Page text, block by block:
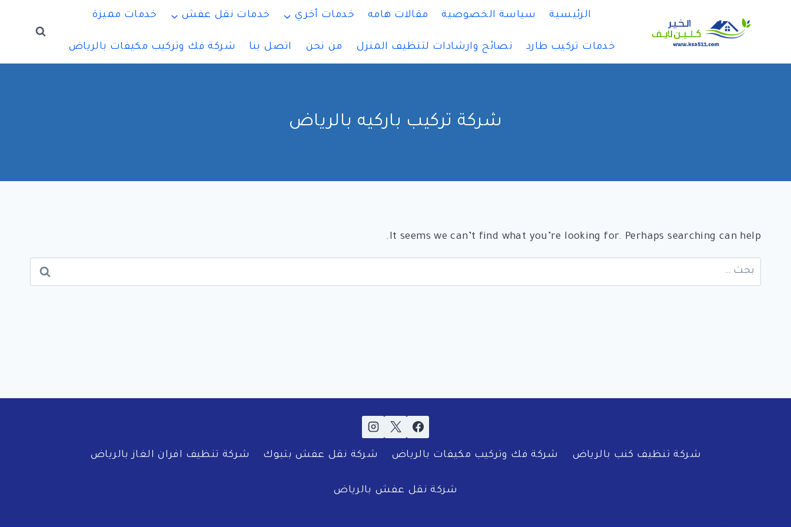
الرئيسية سياسة الخصوصية مقالات هامه خدمات أخري خدمات نقل عفش خدمات مميزة
خدمات تركيب طارد نصائح وارشادات لتنظيف المنزل من نحن اتصل بنا شركة فك وتركيب مكيفات بالرياض
شركة تركيب باركيه بالرياض
It seems we can’t find what you’re looking for. Perhaps searching can help.
البحث
عن:
شركة تنظيف كنب بالرياض شركة فك وتركيب مكيفات بالرياض شركة نقل عفش بتبوك شركة تنظيف افران الغاز بالرياض
شركة نقل عفش بالرياض